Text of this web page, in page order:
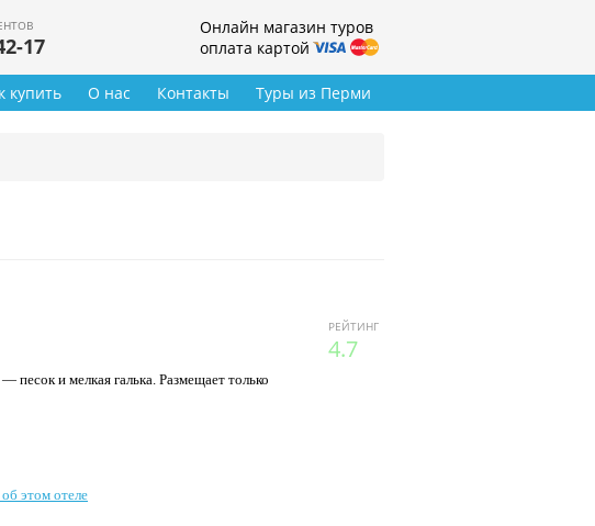
17
Онлайн магазин туров
оплата картой
Туры из Перми
купить О нас Контакты
РЕЙТИНГ
4.7
и мелкая галька. Размещает только
этом отеле